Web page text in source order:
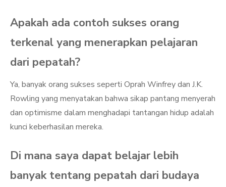
Apakah ada contoh sukses orang
terkenal yang menerapkan pelajaran
dari pepatah?
Ya, banyak orang sukses seperti Oprah Winfrey dan J.K.
Rowling yang menyatakan bahwa sikap pantang menyerah
dan optimisme dalam menghadapi tantangan hidup adalah
kunci keberhasilan mereka.
Di mana saya dapat belajar lebih
banyak tentang pepatah dari budaya